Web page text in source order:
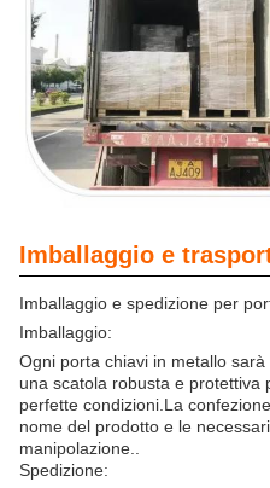
Imballaggio e
Imballaggio e spedizione per
Imballaggio:
Ogni porta chiavi in metallo
una scatola robusta e protettiva
perfette condizioni.La
nome del prodotto e le
manipolazione..
Spedizione: